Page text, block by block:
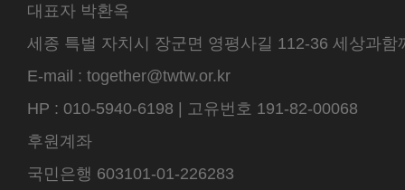
대표자 박환옥
세종 특별 자치시 장군면 영평사길 112-36 세상과
E-mail : together@twtw.or.kr
HP : 010-5940-6198 | 고유번호 191-82-00068
후원계좌
국민은행 603101-01-226283